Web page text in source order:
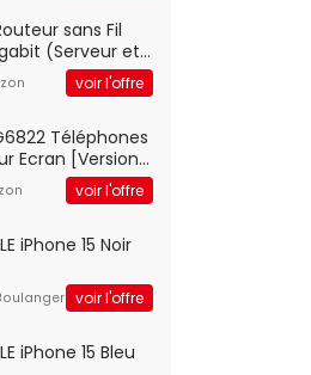
sans Fil
(Serveur et
Mode Point
contrôlevoir l'offre
Téléphones
Ecran [Version
voir l'offre
iPhone 15 Noir
voir l'offre
iPhone 15 Bleu